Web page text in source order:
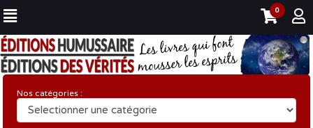
0
Nos catégories :